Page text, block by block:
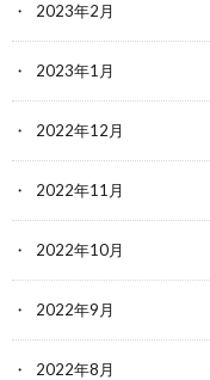
2023年2月
2023年1月
2022年12月
2022年11月
2022年10月
2022年9月
2022年8月